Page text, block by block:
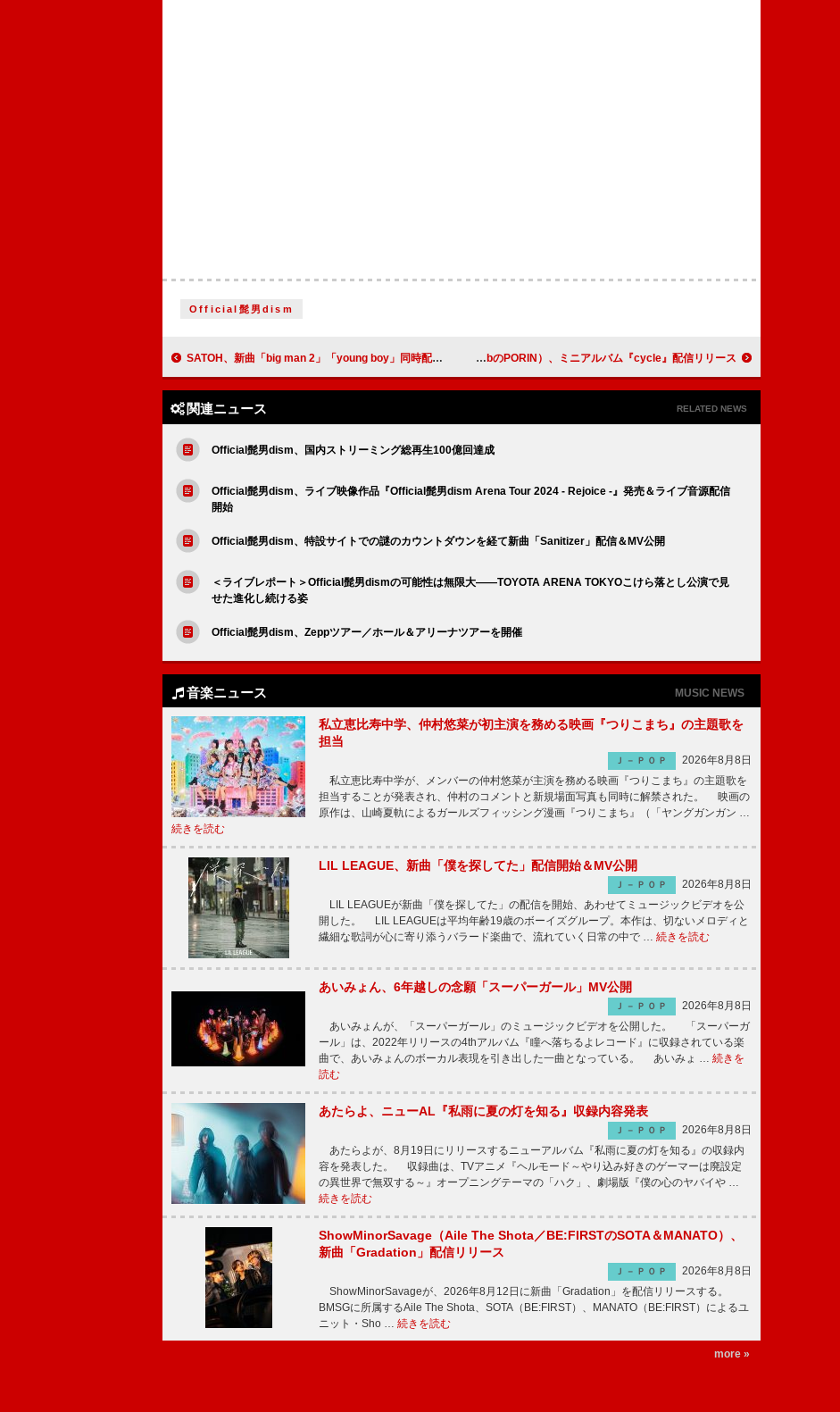
Official髭男dism
SATOH、新曲「big man 2」「young boy」同時配信リリース Pii（Awesome City ClubのPORIN）、ミニアルバム『cycle』配信リリース
関連ニュース RELATED NEWS
Official髭男dism、国内ストリーミング総再生100億回達成
Official髭男dism、ライブ映像作品『Official髭男dism Arena Tour 2024 - Rejoice -』発売＆ライブ音源配信
開始
Official髭男dism、特設サイトでの謎のカウントダウンを経て新曲「Sanitizer」配信＆MV公開
＜ライブレポート＞Official髭男dismの可能性は無限大――TOYOTA ARENA TOKYOこけら落とし公演で見
せた進化し続ける姿
Official髭男dism、Zeppツアー／ホール＆アリーナツアーを開催
音楽ニュース MUSIC NEWS
私立恵比寿中学、仲村悠菜が初主演を務める映画『つりこまち』の主題歌を
担当
Ｊ－ＰＯＰ
2026年8月8日
私立恵比寿中学が、メンバーの仲村悠菜が主演を務める映画『つりこまち』の主題歌を
担当することが発表され、仲村のコメントと新規場面写真も同時に解禁された。 映画の
原作は、山崎夏軌によるガールズフィッシング漫画『つりこまち』（「ヤングガンガン …
続きを読む
LIL LEAGUE、新曲「僕を探してた」配信開始＆MV公開
Ｊ－ＰＯＰ
2026年8月8日
LIL LEAGUEが新曲「僕を探してた」の配信を開始、あわせてミュージックビデオを公
開した。 LIL LEAGUEは平均年齢19歳のボーイズグループ。本作は、切ないメロディと
繊細な歌詞が心に寄り添うバラード楽曲で、流れていく日常の中で … 続きを読む
あいみょん、6年越しの念願「スーパーガール」MV公開
Ｊ－ＰＯＰ
2026年8月8日
あいみょんが、「スーパーガール」のミュージックビデオを公開した。 「スーパーガ
ール」は、2022年リリースの4thアルバム『瞳へ落ちるよレコード』に収録されている楽
曲で、あいみょんのボーカル表現を引き出した一曲となっている。 あいみょ … 続きを
読む
あたらよ、ニューAL『私雨に夏の灯を知る』収録内容発表
Ｊ－ＰＯＰ
2026年8月8日
あたらよが、8月19日にリリースするニューアルバム『私雨に夏の灯を知る』の収録内
容を発表した。 収録曲は、TVアニメ『ヘルモード～やり込み好きのゲーマーは廃設定
の異世界で無双する～』オープニングテーマの「ハク」、劇場版『僕の心のヤバイや …
続きを読む
ShowMinorSavage（Aile The Shota／BE:FIRSTのSOTA＆MANATO）、
新曲「Gradation」配信リリース
Ｊ－ＰＯＰ
2026年8月8日
ShowMinorSavageが、2026年8月12日に新曲「Gradation」を配信リリースする。
BMSGに所属するAile The Shota、SOTA（BE:FIRST）、MANATO（BE:FIRST）によるユ
ニット・Sho … 続きを読む
more »